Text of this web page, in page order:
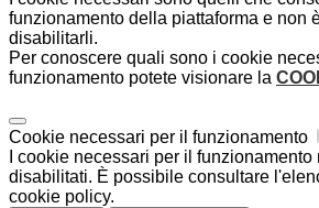
funzionamento della piattaforma e non
disabilitarli.
Per conoscere quali sono i cookie
funzionamento potete visionare la
Cookie necessari per il funzionamento
I cookie necessari per il
disabilitati. È possibile consultare
cookie policy.